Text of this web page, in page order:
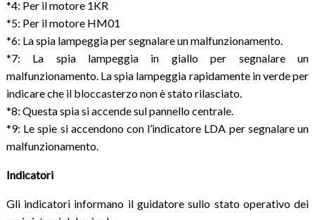
*4: Per il motore 1KR
*5: Per il motore HM01
*6: La spia lampeggia per segnalare un malfunzionamento.
*7: La spia lampeggia in giallo per segnalare un
malfunzionamento. La spia lampeggia rapidamente in verde per
indicare che il bloccasterzo non è stato rilasciato.
*8: Questa spia si accende sul pannello centrale.
*9: Le spie si accendono con l’indicatore LDA per segnalare un
malfunzionamento.
Indicatori
Gli indicatori informano il guidatore sullo stato operativo dei